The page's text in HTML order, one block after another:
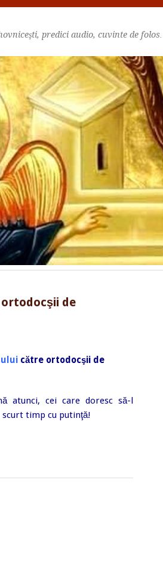
predici audio, cuvinte de folos…
de
către ortodocşii de
atunci, cei care doresc să-l
timp cu putinţă!